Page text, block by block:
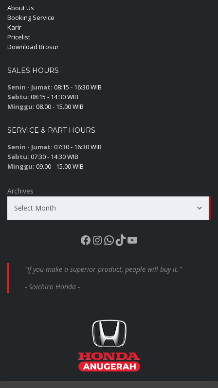
About Us
Booking Service
Karir
Pricelist
Download Brosur
SALES HOURS
Senin - Jumat: 08:15 - 16:30 WIB
Sabtu: 08:15 - 14:30 WIB
Minggu: 08.00 - 15.00 WIB
SERVICE & PART HOURS
Senin - Jumat: 07:30 - 16:30 WIB
Sabtu: 07:30 - 14:30 WIB
Minggu: 09.00 - 15.00 WIB
Archives
Select Month
Facebook
Instagram
WhatsApp
TikTok
YouTube
“If you make a superior product, people will buy it.”
- Soichiro Honda -